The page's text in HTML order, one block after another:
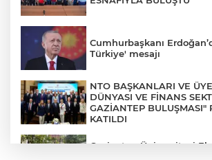
Cumhurbaşkanı
Türkiye' mesajı
NTO BAŞKANLARI VE
DÜNYASI VE FİNANS
GAZİANTEP BULUŞMASI"
KATILDI
Gaziantep Üniversitesi